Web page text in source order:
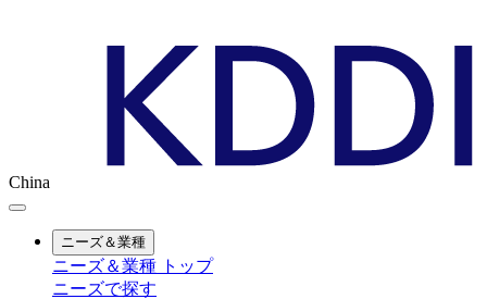
China
ニーズ＆業種
ニーズ＆業種 トップ
ニーズで探す